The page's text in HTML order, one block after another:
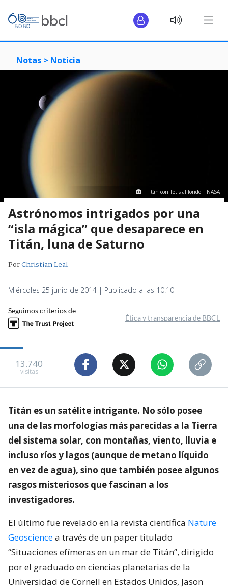
Notas > Noticia
Titán con Tetis al fondo | NASA
Astrónomos intrigados por una
“isla mágica” que desaparece en
Titán, luna de Saturno
PorChristian Leal
Miércoles 25 junio de 2014 | Publicado a las 10:10
Seguimos criterios de
Ética y transparencia de BBCL
13.740
visitas
Titán es un satélite intrigante. No sólo posee
una de las morfologías más parecidas a la Tierra
del sistema solar, con montañas, viento, lluvia e
incluso ríos y lagos (aunque de metano líquido
en vez de agua), sino que también posee algunos
rasgos misteriosos que fascinan a los
investigadores.
El último fue revelado en la revista científica Nature
Geosciencea través de un paper titulado
“Situaciones efímeras en un mar de Titán”, dirigido
por el graduado en ciencias planetarias de la
Universidad de Cornell en Estados Unidos, Jason